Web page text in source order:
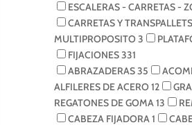
ESCALERAS - CARRETAS -
CARRETAS Y TRANSPALLETS
MULTIPROPOSITO 3
FIJACIONES331
ABRAZADERAS35
ALFILERES DE ACERO 12
REGATONES DE GOMA13
CABEZA FIJADORA1